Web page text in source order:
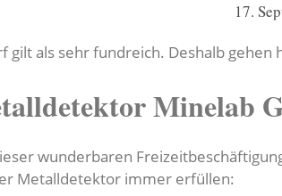
17.
gilt als sehr fundreich. Deshalb
Minelab
wunderbaren
Metalldetektor immer erfüllen: